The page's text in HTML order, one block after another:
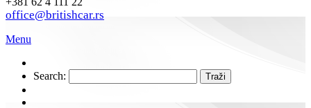
office@britishcar.rs
Menu
Search: Traži